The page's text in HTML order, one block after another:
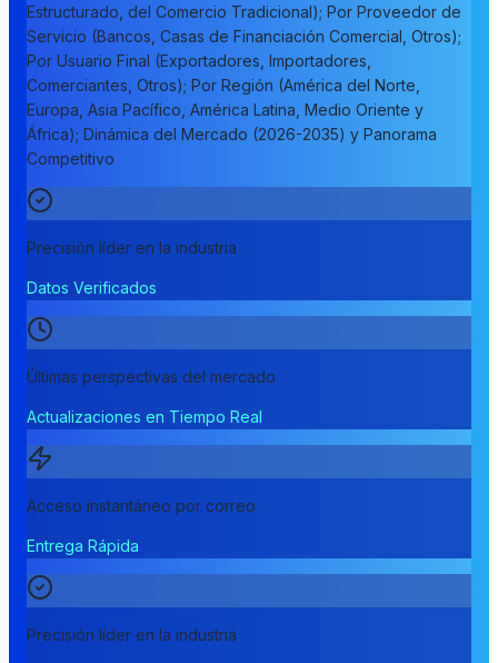
Estructurado, del Comercio Tradicional); Por Proveedor de
Servicio (Bancos, Casas de Financiación Comercial, Otros);
Por Usuario Final (Exportadores, Importadores,
Comerciantes, Otros); Por Región (América del Norte,
Europa, Asia Pacífico, América Latina, Medio Oriente y
África); Dinámica del Mercado (2026-2035) y Panorama
Competitivo
Precisión líder en la industria
Datos Verificados
Últimas perspectivas del mercado
Actualizaciones en Tiempo Real
Acceso instantáneo por correo
Entrega Rápida
Precisión líder en la industria